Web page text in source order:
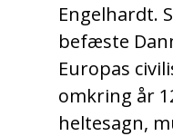
Engelhardt.
befæste
Europas
omkring år
heltesagn,